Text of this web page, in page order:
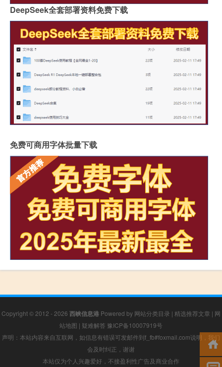
DeepSeek全套部署资料免费下载
免费可商用字体批量下载
Copyright © 2012 - 2026 西峡信息港 Powered by 网站分类目录 | 精选推荐文章 | 网
站地图 | 疑难解答 豫ICP备10007919号
声明：本站内容来自互联网，如信息有错误可发邮件到f_fb#foxmail.com说明，我们
会及时纠正，谢谢
本站仅为个人兴趣爱好，不接盈利性广告及商业合作